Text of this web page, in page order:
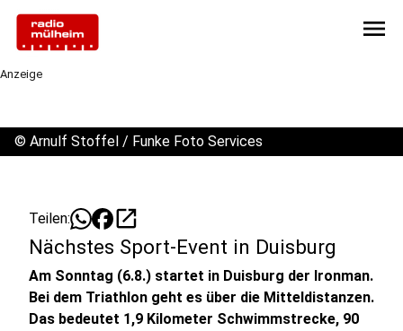
menu
Anzeige
© Arnulf Stoffel / Funke Foto Services
Teilen: open_in_new
Nächstes Sport-Event in Duisburg
Am Sonntag (6.8.) startet in Duisburg der Ironman.
Bei dem Triathlon geht es über die Mitteldistanzen.
Das bedeutet 1,9 Kilometer Schwimmstrecke, 90